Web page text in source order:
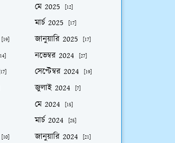
মে 2025 [12]
মার্চ 2025 [17]
[19] জানুয়ারি 2025 [17]
নভেম্বর 2024 [27]
সেপ্টেম্বর 2024 [19]
জুলাই 2024 [7]
মে 2024 [15]
মার্চ 2024 [25]
[10] জানুয়ারি 2024 [21]